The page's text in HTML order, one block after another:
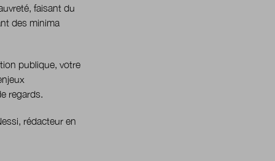
faisant du
des minima
publique, votre
regards.
rédacteur en